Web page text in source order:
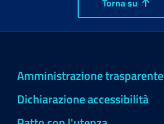
Torna su
Amministrazione trasparente
Dichiarazione accessibilità